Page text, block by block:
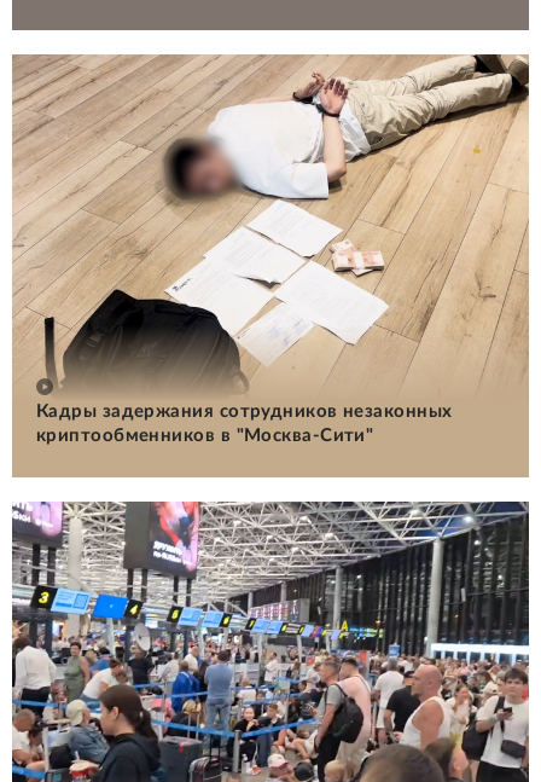
Кадры задержания сотрудников незаконных
криптообменников в "Москва-Сити"